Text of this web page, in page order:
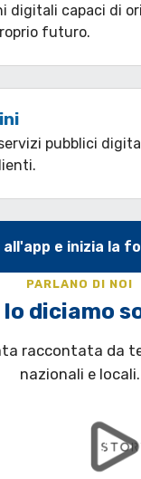
digitali capaci di
futuro.
pubblici
e inizia la
PARLANO DI NOI
lo diciamo
raccontata da
nazionali e locali.